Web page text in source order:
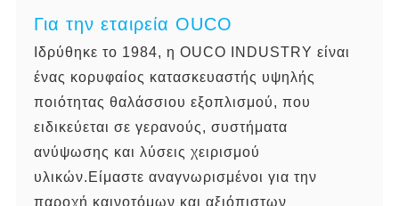
Για την εταιρεία OUCO
Ιδρύθηκε το 1984, η OUCO INDUSTRY είναι
ένας κορυφαίος κατασκευαστής υψηλής
ποιότητας θαλάσσιου εξοπλισμού, που
ειδικεύεται σε γερανούς, συστήματα
ανύψωσης και λύσεις χειρισμού
υλικών.Είμαστε αναγνωρισμένοι για την
παροχή καινοτόμων και αξιόπιστων